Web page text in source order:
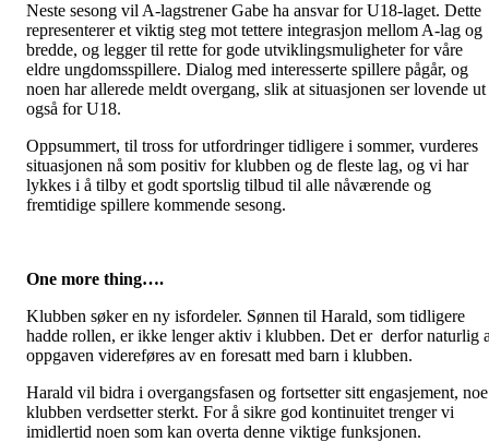
Neste sesong vil A-lagstrener Gabe ha ansvar for U18-laget. Dette
representerer et viktig steg mot tettere integrasjon mellom A-lag og
bredde, og legger til rette for gode utviklingsmuligheter for våre
eldre ungdomsspillere. Dialog med interesserte spillere pågår, og
noen har allerede meldt overgang, slik at situasjonen ser lovende ut
også for U18.
Oppsummert, til tross for utfordringer tidligere i sommer, vurderes
situasjonen nå som positiv for klubben og de fleste lag, og vi har
lykkes i å tilby et godt sportslig tilbud til alle nåværende og
fremtidige spillere kommende sesong.
One more thing….
Klubben søker en ny isfordeler. Sønnen til Harald, som tidligere
hadde rollen, er ikke lenger aktiv i klubben. Det er derfor naturlig
oppgaven videreføres av en foresatt med barn i klubben.
Harald vil bidra i overgangsfasen og fortsetter sitt engasjement, noe
klubben verdsetter sterkt. For å sikre god kontinuitet trenger vi
imidlertid noen som kan overta denne viktige funksjonen.